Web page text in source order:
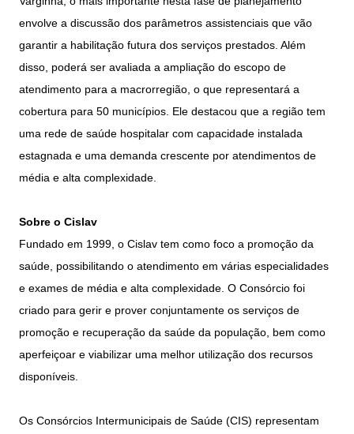
envolve a discussão dos parâmetros assistenciais que vão
garantir a habilitação futura dos serviços prestados. Além
disso, poderá ser avaliada a ampliação do escopo de
atendimento para a macrorregião, o que representará a
cobertura para 50 municípios. Ele destacou que a região tem
uma rede de saúde hospitalar com capacidade instalada
estagnada e uma demanda crescente por atendimentos de
média e alta complexidade.
Sobre o Cislav
Fundado em 1999, o Cislav tem como foco a promoção da
saúde, possibilitando o atendimento em várias especialidades
e exames de média e alta complexidade. O Consórcio foi
criado para gerir e prover conjuntamente os serviços de
promoção e recuperação da saúde da população, bem como
aperfeiçoar e viabilizar uma melhor utilização dos recursos
disponíveis.
Os Consórcios Intermunicipais de Saúde (CIS) representam